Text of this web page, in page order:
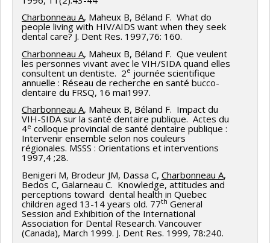
Charbonneau A, Maheux B, Béland F. What do
people living with HIV/AIDS want when they seek
dental care? J. Dent Res. 1997,76: 160.
Charbonneau A, Maheux B, Béland F. Que veulent
les personnes vivant avec le VIH/SIDA quand elles
consultent un dentiste. 2e journée scientifique
annuelle : Réseau de recherche en santé bucco-
dentaire du FRSQ, 16 mai1997.
Charbonneau A, Maheux B, Béland F. Impact du
VIH-SIDA sur la santé dentaire publique. Actes du
4e colloque provincial de santé dentaire publique :
Intervenir ensemble selon nos couleurs
régionales. MSSS : Orientations et interventions
1997,4 ;28.
Benigeri M, Brodeur JM, Dassa C, Charbonneau A,
Bedos C, Galarneau C. Knowledge, attitudes and
perceptions toward dental health in Quebec
children aged 13-14 years old. 77th General
Session and Exhibition of the International
Association for Dental Research. Vancouver
(Canada), March 1999. J. Dent Res. 1999, 78:240.